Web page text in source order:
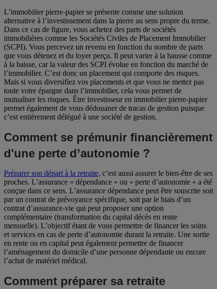
L’immobilier pierre-papier se présente comme une solution
alternative à l’investissement dans la pierre au sens propre du terme.
Dans ce cas de figure, vous achetez des parts de sociétés
immobilières comme les Sociétés Civiles de Placement Immobilier
(SCPI). Vous percevez un revenu en fonction du nombre de parts
que vous détenez et du loyer perçu. Il peut varier à la hausse comme
à la baisse, car la valeur des SCPI évolue en fonction du marché de
l’immobilier. C’est donc un placement qui comporte des risques.
Mais si vous diversifiez vos placements et que vous ne mettez pas
toute votre épargne dans l’immobilier, cela vous permet de
mutualiser les risques. Être investisseur en immobilier pierre-papier
permet également de vous dédouaner de tracas de gestion puisque
c’est entièrement délégué à une société de gestion.
Comment se prémunir financièrement
d'une perte d’autonomie ?
Préparer son départ à la retraite, c’est aussi assurer le bien-être de ses
proches. L’assurance « dépendance » ou « perte d’autonomie » a été
conçue dans ce sens. L’assurance dépendance peut être souscrite soit
par un contrat de prévoyance spécifique, soit par le biais d’un
contrat d’assurance-vie qui peut proposer une option
complémentaire (transformation du capital décès en rente
mensuelle). L’objectif étant de vous permettre de financer les soins
et services en cas de perte d’autonomie durant la retraite. Une sortie
en rente ou en capital peut également permettre de financer
l’aménagement du domicile d’une personne dépendante ou encore
l’achat de matériel médical.
Comment préparer sa retraite